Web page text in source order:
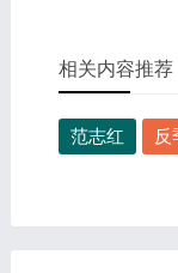
相关内容推荐
范志红 反